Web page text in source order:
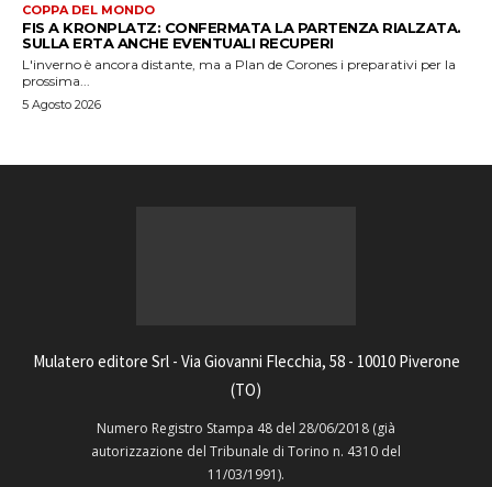
COPPA DEL MONDO
FIS A KRONPLATZ: CONFERMATA LA PARTENZA RIALZATA.
SULLA ERTA ANCHE EVENTUALI RECUPERI
L'inverno è ancora distante, ma a Plan de Corones i preparativi per la
prossima...
5 Agosto 2026
Mulatero editore Srl - Via Giovanni Flecchia, 58 - 10010 Piverone
(TO)
Numero Registro Stampa 48 del 28/06/2018 (già
autorizzazione del Tribunale di Torino n. 4310 del
11/03/1991).